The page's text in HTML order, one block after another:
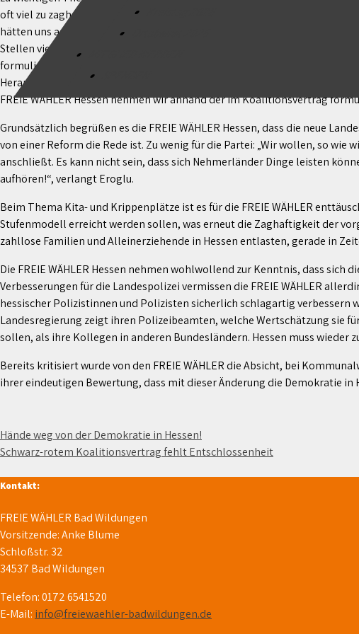
oft viel zu zaghaft. „Wir
hätten uns an vielen
Stellen viel deutlicher
formulierte Entschlossenheit und ‚Hands-On‘-Mentalität gewünscht, um
Herangehensweise an viele Themen maximal halbherzig!“, erklärt Engin
FREIE WÄHLER Hessen nehmen wir anhand der im Koalitionsvertrag
Grundsätzlich begrüßen es die FREIE WÄHLER Hessen, dass die neue
von einer Reform die Rede ist. Zu wenig für die Partei: „Wir wollen, so
anschließt. Es kann nicht sein, dass sich Nehmerländer Dinge leisten
aufhören!“, verlangt Eroglu.
Beim Thema Kita- und Krippenplätze ist es für die FREIE WÄHLER
Stufenmodell erreicht werden sollen, was erneut die Zaghaftigkeit der
zahllose Familien und Alleinerziehende in Hessen entlasten, gerade in
Die FREIE WÄHLER Hessen nehmen wohlwollend zur Kenntnis, dass
Verbesserungen für die Landespolizei vermissen die FREIE WÄHLER
hessischer Polizistinnen und Polizisten sicherlich schlagartig verbessern
Landesregierung zeigt ihren Polizeibeamten, welche Wertschätzung sie
sollen, als ihre Kollegen in anderen Bundesländern. Hessen muss
Bereits kritisiert wurde von den FREIE WÄHLER die Absicht, bei
ihrer eindeutigen Bewertung, dass mit dieser Änderung die Demokratie
Beitragsnavigation
Hände weg von der Demokratie in Hessen!
Schwarz-rotem Koalitionsvertrag fehlt Entschlossenheit
Kontakt:
FREIE WÄHLER Bad Wildungen
Vorsitzende: Anke Blume
Schloßstr. 32
34537 Bad Wildungen
Telefon: 0172 6541520
E-Mail: info@freiewaehler-badwildungen.de